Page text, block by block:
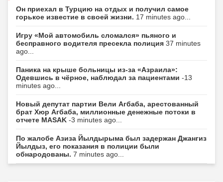
Он приехал в Турцию на отдых и получил самое
горькое известие в своей жизни. 17 minutes ago...
Игру «Мой автомобиль сломался» пьяного и
бесправного водителя пресекла полиция 37 minutes
ago...
Паника на крыше больницы из-за «Азраила»:
Одевшись в чёрное, наблюдал за пациентами -13
minutes ago...
Новый депутат партии Вели Агбаба, арестованный
брат Хюр Агбаба, миллионные денежные потоки в
отчете MASAK -3 minutes ago...
По жалобе Азиза Йылдырыма был задержан Джангиз
Йылдыз, его показания в полиции были
обнародованы. 7 minutes ago...